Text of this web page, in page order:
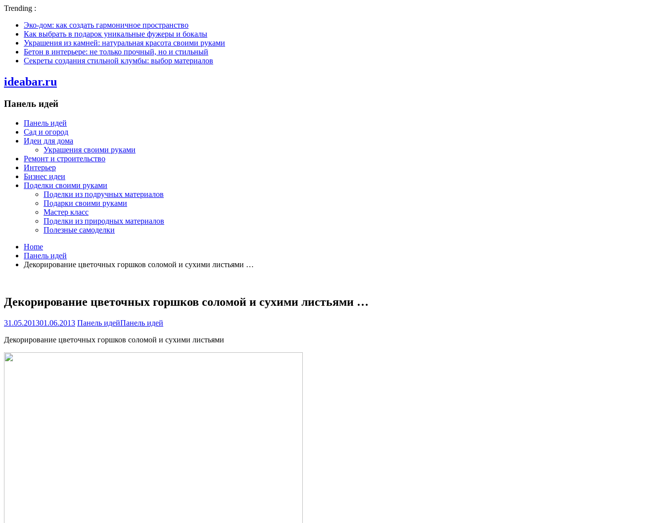
Trending :
Эко-дом: как создать гармоничное пространство
Как выбрать в подарок уникальные фужеры и бокалы
Украшения из камней: натуральная красота своими руками
Бетон в интерьере: не только прочный, но и стильный
Секреты создания стильной клумбы: выбор материалов
ideabar.ru
Панель идей
Панель идей
Сад и огород
Идеи для дома
Украшения своими руками
Ремонт и строительство
Интерьер
Бизнес идеи
Поделки своими руками
Поделки из подручных материалов
Подарки своими руками
Мастер класс
Поделки из природных материалов
Полезные самоделки
Home
Панель идей
Декорирование цветочных горшков соломой и сухими листьями …
Декорирование цветочных горшков соломой и сухими листьями …
31.05.201301.06.2013 Панель идейПанель идей
Декорирование цветочных горшков соломой и сухими листьями